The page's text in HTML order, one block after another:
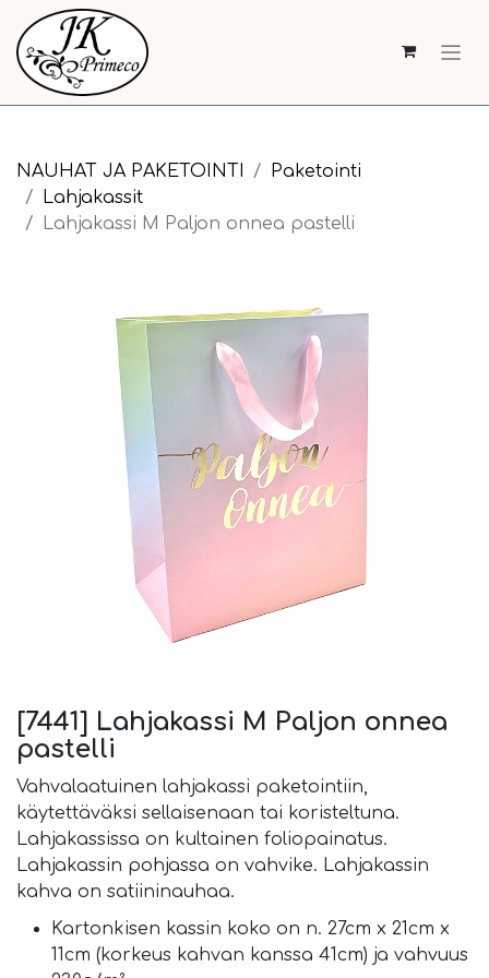
NAUHAT JA PAKETOINTI
Paketointi
Lahjakassit
Lahjakassi M Paljon onnea pastelli
[7441] Lahjakassi M Paljon onnea
pastelli
Vahvalaatuinen lahjakassi paketointiin,
käytettäväksi sellaisenaan tai koristeltuna.
Lahjakassissa on kultainen foliopainatus.
Lahjakassin pohjassa on vahvike. Lahjakassin
kahva on satiininauhaa.
Kartonkisen kassin koko on n. 27cm x 21cm x
11cm (korkeus kahvan kanssa 41cm) ja vahvuus